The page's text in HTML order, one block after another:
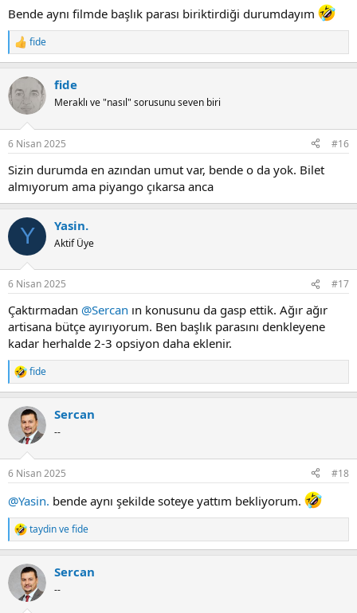
Bende aynı filmde başlık parası biriktirdiği durumdayım
R
e
c
t
i
s
fide
fide
Meraklı ve "nasıl" sorusunu seven biri
6 Nisan 2025 #16
Sizin durumda en azından umut var, bende o da yok. Bilet
almıyorum ama piyango çıkarsa anca
Y Yasin.
Aktif Üye
6 Nisan 2025 #17
Çaktırmadan @Sercan ın konusunu da gasp ettik. Ağır ağır
artisana bütçe ayırıyorum. Ben başlık parasını denkleyene
kadar herhalde 2-3 opsiyon daha eklenir.
R
e
c
i
s
fide
Sercan
--
6 Nisan 2025 #18
@Yasin. bende aynı şekilde soteye yattım bekliyorum.
R
e
c
i
taydinvefide
Sercan
--